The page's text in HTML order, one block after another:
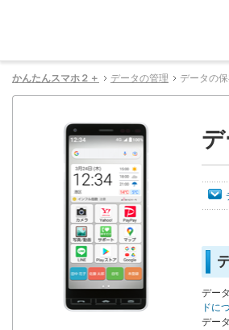
かんたんスマホ２＋ データの管理 データの
デー
ドに
デー